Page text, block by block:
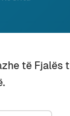
e vjetër?”
të Fjalës